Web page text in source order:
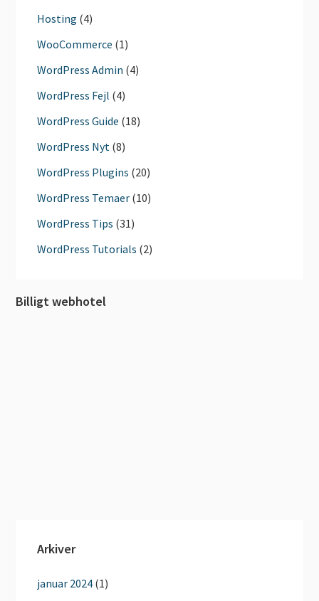
Hosting (4)
WooCommerce (1)
WordPress Admin (4)
WordPress Fejl (4)
WordPress Guide (18)
WordPress Nyt (8)
WordPress Plugins (20)
WordPress Temaer (10)
WordPress Tips (31)
WordPress Tutorials (2)
Billigt webhotel
Arkiver
januar 2024 (1)